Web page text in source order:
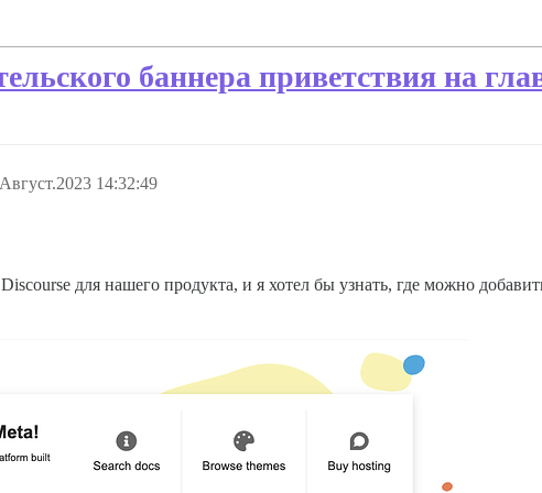
баннера приветствия на
14:32:49
для нашего продукта, и я хотел бы узнать, где можно